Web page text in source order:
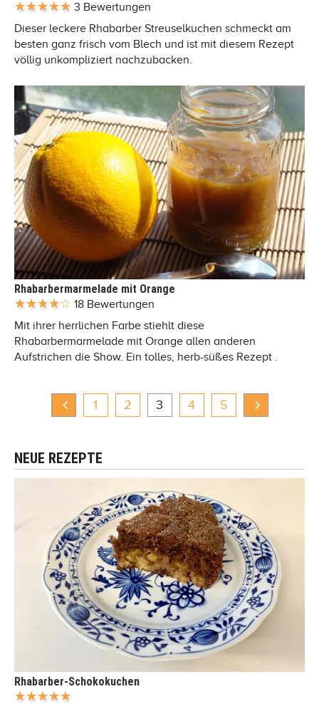
3 Bewertungen
Dieser leckere Rhabarber Streuselkuchen schmeckt am
besten ganz frisch vom Blech und ist mit diesem Rezept
völlig unkompliziert nachzubacken.
Rhabarbermarmelade mit Orange
18 Bewertungen
Mit ihrer herrlichen Farbe stiehlt diese
Rhabarbermarmelade mit Orange allen anderen
Aufstrichen die Show. Ein tolles, herb-süßes Rezept .
1 2 3 4 5
NEUE REZEPTE
Rhabarber-Schokokuchen